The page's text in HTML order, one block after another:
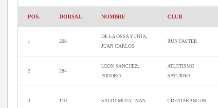
POS. DORSAL NOMBRE CLUB
1 208
DE LA OSSA YUNTA,
JUAN CARLOS
RUN FASTER
2 284
LEON SANCHEZ,
ISIDORO
ATLETISMO
SATURNO
3 110 SALTO MOTA, IVAN CDEATARANCON